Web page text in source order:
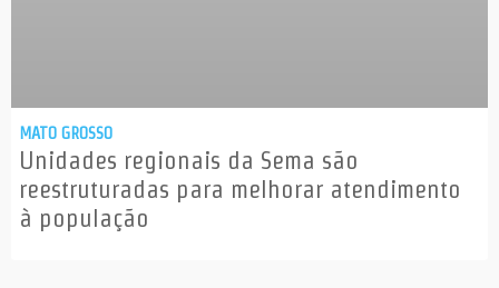
MATO GROSSO
Unidades regionais da Sema são
reestruturadas para melhorar atendimento
à população